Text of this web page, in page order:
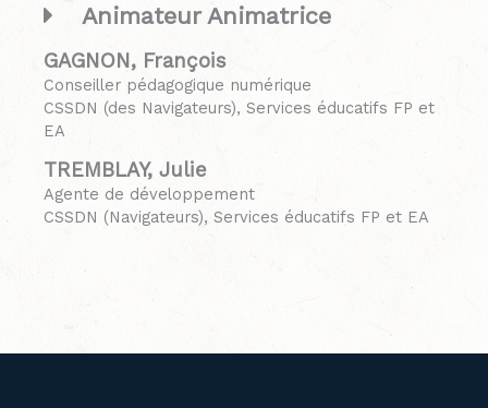
Animateur Animatrice
GAGNON, François
Conseiller pédagogique numérique
CSSDN (des Navigateurs), Services éducatifs FP et
EA
TREMBLAY, Julie
Agente de développement
CSSDN (Navigateurs), Services éducatifs FP et EA